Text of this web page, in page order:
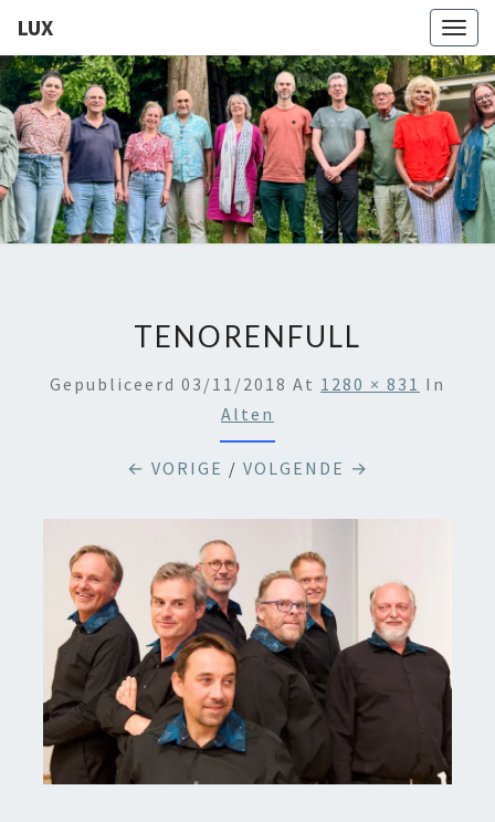
LUX
LUX
Kamerkoor
Onder
Leiding
Van
Angeliki
Ploka
TENORENFULL
Gepubliceerd 03/11/2018 At 1280 × 831 In
Alten
← VORIGE / VOLGENDE →